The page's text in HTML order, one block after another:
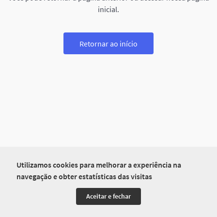
Utilizamos cookies para melhorar a experiência na
navegação e obter estatísticas das visitas
Aceitar e fechar
inicial.
Retornar ao início